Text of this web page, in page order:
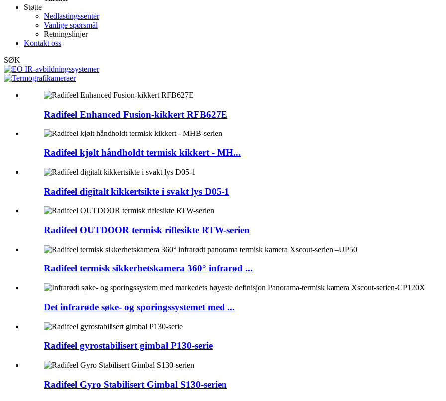
Støtte
Nedlastingssenter
Vanlige spørsmål
Retningslinjer
Kontakt oss
SØK
Radifeel Enhanced Fusion-kikkert RFB627E
Radifeel kjølt håndholdt termisk kikkert - MH...
Radifeel digitalt kikkertsikte i svakt lys D05-1
Radifeel OUTDOOR termisk riflesikte RTW-serien
Radifeel termisk sikkerhetskamera 360° infrarød ...
Det infrarøde søke- og sporingssystemet med ...
Radifeel gyrostabilisert gimbal P130-serie
Radifeel Gyro Stabilisert Gimbal S130-serien